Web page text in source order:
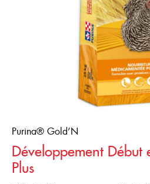
Purina® Gold’N
Développement Début
Plus